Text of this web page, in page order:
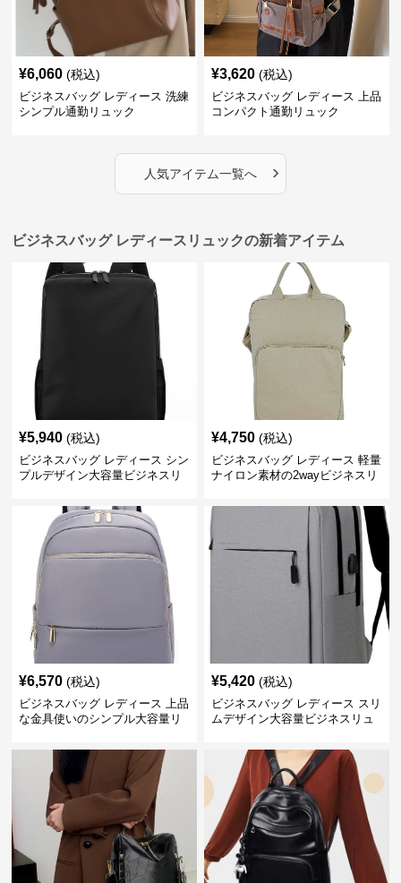
¥6,060 (税込)
ビジネスバッグ レディース 洗練
シンプル通勤リュック
¥3,620 (税込)
ビジネスバッグ レディース 上品
コンパクト通勤リュック
人気アイテム一覧へ ›
ビジネスバッグ レディースリュックの新着アイテム
¥5,940 (税込)
ビジネスバッグ レディース シン
プルデザイン大容量ビジネスリ
¥4,750 (税込)
ビジネスバッグ レディース 軽量
ナイロン素材の2wayビジネスリ
¥6,570 (税込)
ビジネスバッグ レディース 上品
な金具使いのシンプル大容量リ
¥5,420 (税込)
ビジネスバッグ レディース スリ
ムデザイン大容量ビジネスリュ